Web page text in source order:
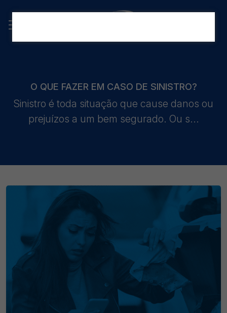
O QUE FAZER EM CASO DE SINISTRO?
Sinistro é toda situação que cause danos ou
prejuízos a um bem segurado. Ou s...